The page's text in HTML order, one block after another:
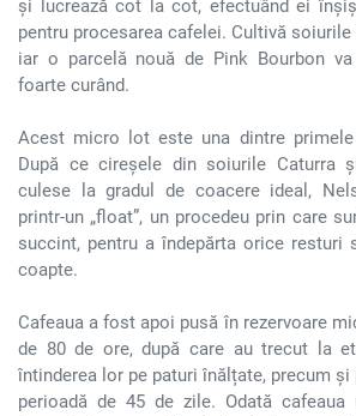
și lucrează cot la cot, efectuând ei
pentru procesarea cafelei. Cultivă
iar o parcelă nouă de Pink Bourbon
foarte curând.
Acest micro lot este una dintre
După ce cireșele din soiurile Caturra
culese la gradul de coacere ideal,
printr-un „float”, un procedeu prin care
succint, pentru a îndepărta orice resturi
coapte.
Cafeaua a fost apoi pusă în rezervoare
de 80 de ore, după care au trecut la
întinderea lor pe paturi înălțate, precum și
perioadă de 45 de zile. Odată cafeaua